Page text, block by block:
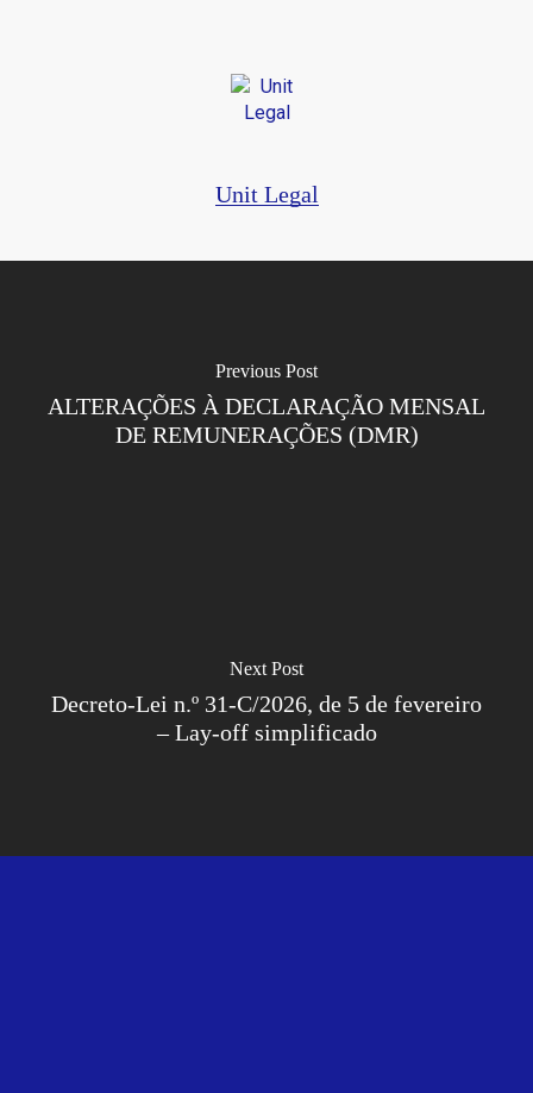
Unit Legal
Previous Post
ALTERAÇÕES À DECLARAÇÃO MENSAL
DE REMUNERAÇÕES (DMR)
Next Post
Decreto-Lei n.º 31-C/2026, de 5 de fevereiro
– Lay-off simplificado